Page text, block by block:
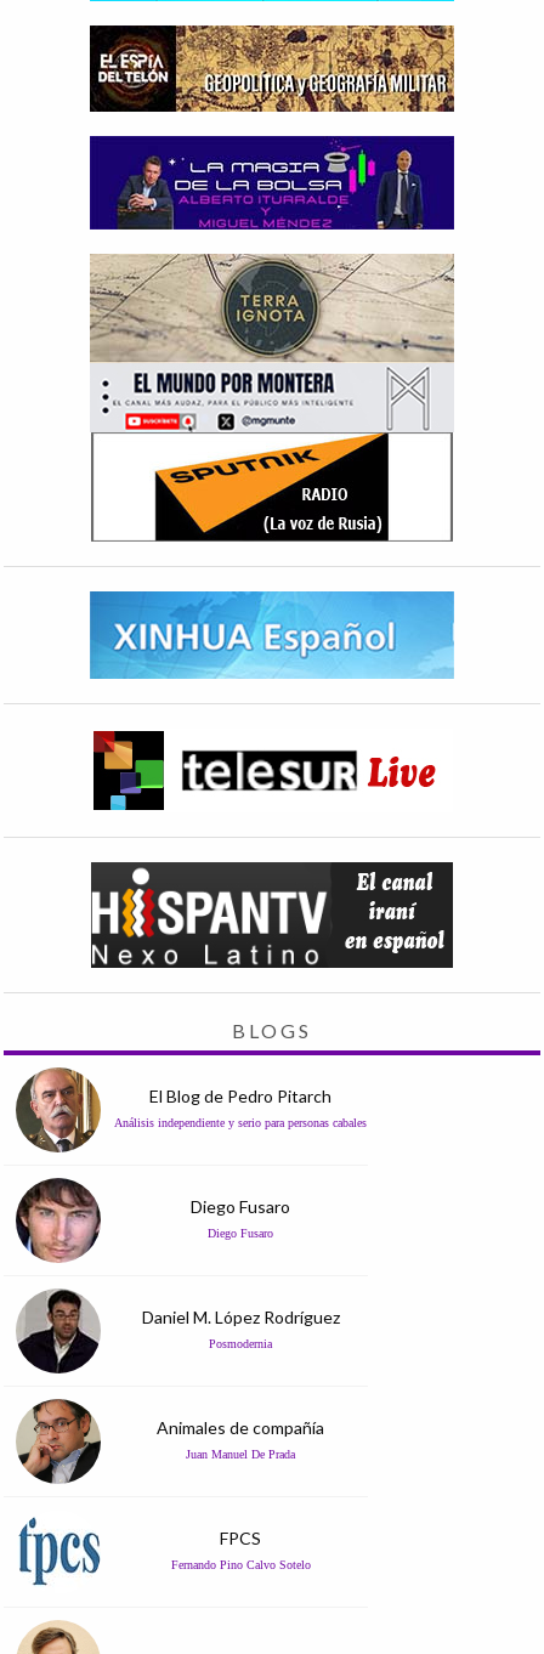
BLOGS
El Blog de Pedro Pitarch
Análisis independiente y serio para personas cabales
Diego Fusaro
Diego Fusaro
Daniel M. López Rodríguez
Posmodernia
Animales de compañía
Juan Manuel De Prada
FPCS
Fernando Pino Calvo Sotelo